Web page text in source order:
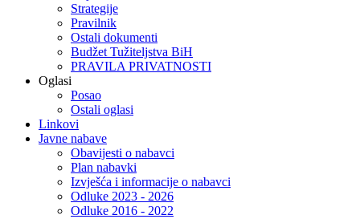
Strategije
Pravilnik
Ostali dokumenti
Budžet Tužiteljstva BiH
PRAVILA PRIVATNOSTI
Oglasi
Posao
Ostali oglasi
Linkovi
Javne nabave
Obavijesti o nabavci
Plan nabavki
Izvješća i informacije o nabavci
Odluke 2023 - 2026
Odluke 2016 - 2022